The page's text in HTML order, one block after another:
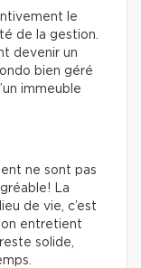
le
de la gestion.
devenir un
bien géré
immeuble
ne sont pas
La
de vie, c’est
entretient
solide,